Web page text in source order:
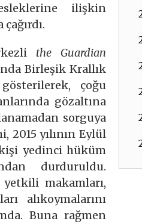
ilişkin
the Guardian
Birleşik Krallık
çoğu
gözaltına
sorguya
2015 yılının Eylül
kişi yedinci hüküm
durduruldu.
makamları,
alıkoymalarını
Buna rağmen